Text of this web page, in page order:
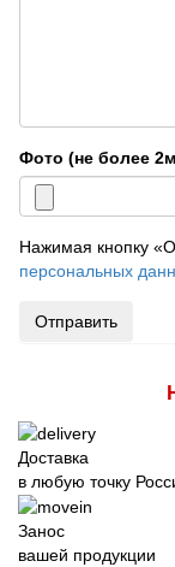
Фото (не более
Нажимая кнопку
персональных
Отправить
Доставка
в любую точку
Занос
вашей продукции